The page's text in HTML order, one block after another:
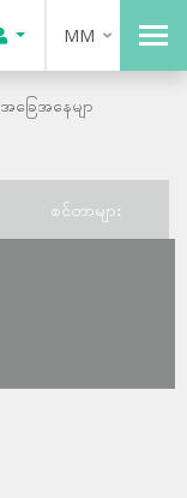
MM
အခြေအနေမျာ
စင်တာများ